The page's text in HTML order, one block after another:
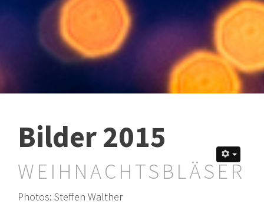
Bilder 2015
WEIHNACHTSBLÄSER
Photos: Steffen Walther